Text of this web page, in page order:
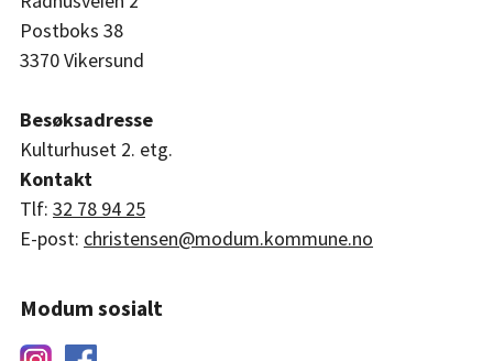
Postboks 38
3370 Vikersund
Besøksadresse
Kulturhuset 2. etg.
Kontakt
Tlf: 32 78 94 25
E-post: christensen@modum.kommune.no
Modum sosialt